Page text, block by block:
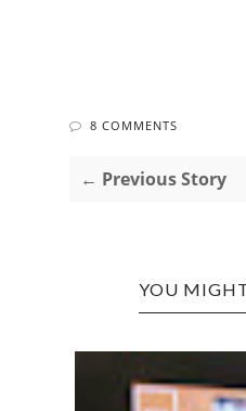
8 COMMENTS
← Previous Story
YOU